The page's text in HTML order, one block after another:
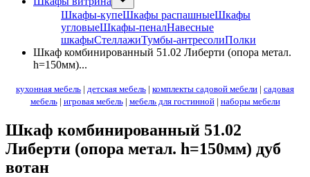
Шкафы-купеШкафы распашныеШкафы
угловыеШкафы-пеналНавесные
шкафыСтеллажиТумбы-антресолиПолки
Шкаф комбинированный 51.02 Либерти (опора метал.
h=150мм)...
кухонная мебель | детская мебель | комплекты садовой мебели | садовая
мебель| игровая мебель| мебель для гостинной| наборы мебели
Шкаф комбинированный 51.02
Либерти (опора метал. h=150мм) дуб
вотан